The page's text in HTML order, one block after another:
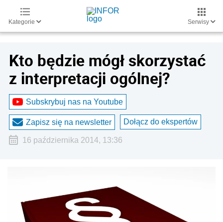
Kategorie Serwisy
Kto będzie mógł skorzystać
z interpretacji ogólnej?
Subskrybuj nas na Youtube
Zapisz się na newsletter Dołącz do ekspertów
16 października 2014, 13:36